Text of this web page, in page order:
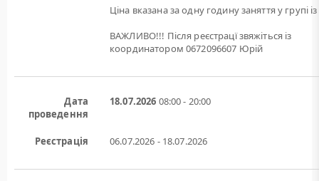
Ціна вказана за одну годину заняття у групі із
ВАЖЛИВО!!! Після реєстрацї звяжіться із
координатором 0672096607 Юрій
Дата
проведення
18.07.2026 08:00 - 20:00
Реєстрація 06.07.2026 - 18.07.2026